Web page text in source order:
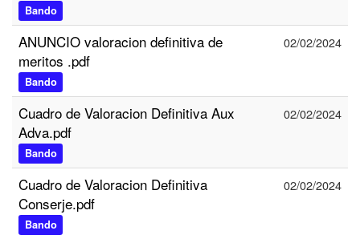
Bando
ANUNCIO valoracion definitiva de
meritos .pdf
Bando
02/02/2024
Cuadro de Valoracion Definitiva Aux
Adva.pdf
Bando
02/02/2024
Cuadro de Valoracion Definitiva
Conserje.pdf
Bando
02/02/2024